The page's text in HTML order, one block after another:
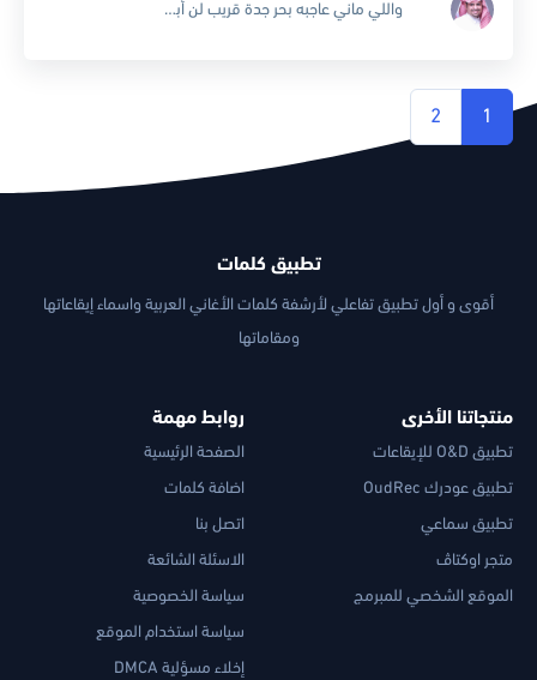
واللي ماني عاجبه بحر جدة قريب لن أبرر تصرفاتي هذي حياتي واللي ماني عاجبه بحر جدة قريب لو كنت محبوبي تتقبل اسلوبي لو كنت محبوبي تتقبل اسلوبي وش لي وش...
1
2
تطبيق كلمات
أقوى و أول تطبيق تفاعلي لأرشفة كلمات الأغاني العربية واسماء إيقاعاتها
ومقاماتها
منتجاتنا الأخرى
تطبيق O&D للإيقاعات
تطبيق عودرك OudRec
تطبيق سماعي
متجر اوكتاڤ
الموقع الشخصي للمبرمج
روابط مهمة
الصفحة الرئيسية
اضافة كلمات
اتصل بنا
الاسئلة الشائعة
سياسة الخصوصية
سياسة استخدام الموقع
إخلاء مسؤلية DMCA